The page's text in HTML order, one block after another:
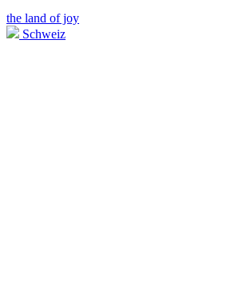
the land of joy
Schweiz